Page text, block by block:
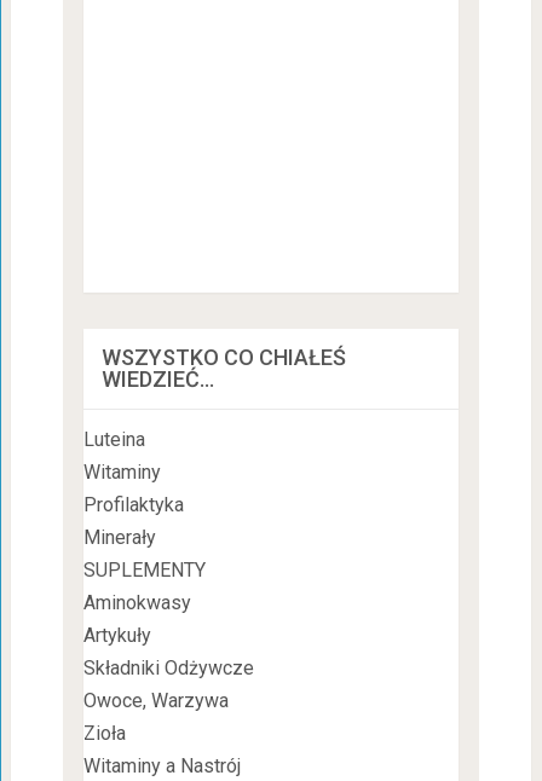
WSZYSTKO CO CHIAŁEŚ
WIEDZIEĆ…
Luteina
Witaminy
Profilaktyka
Minerały
SUPLEMENTY
Aminokwasy
Artykuły
Składniki Odżywcze
Owoce, Warzywa
Zioła
Witaminy a Nastrój